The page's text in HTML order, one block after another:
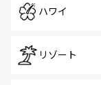
ハワイ
リゾート